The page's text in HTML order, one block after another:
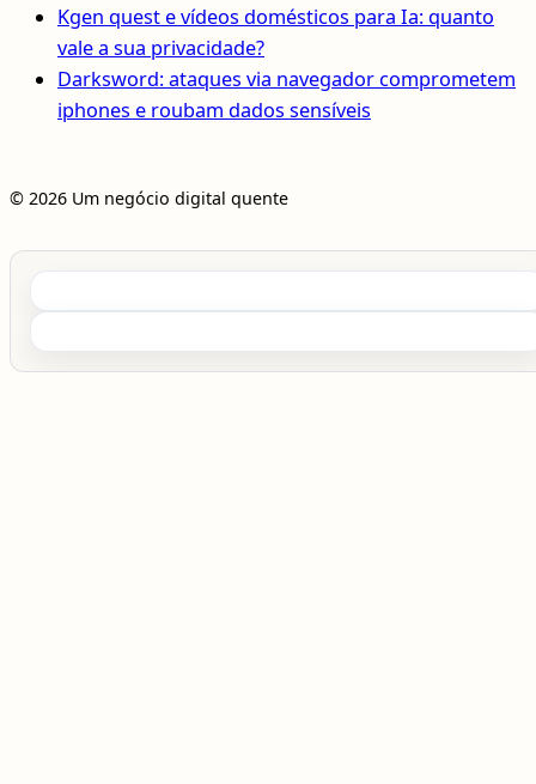
Kgen quest e vídeos domésticos para Ia: quanto
vale a sua privacidade?
Darksword: ataques via navegador comprometem
iphones e roubam dados sensíveis
© 2026 Um negócio digital quente